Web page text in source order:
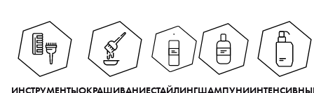
ИНСТРУМЕНТЫОКРАШИВАНИЕСТАЙЛИНГШАМПУНИ